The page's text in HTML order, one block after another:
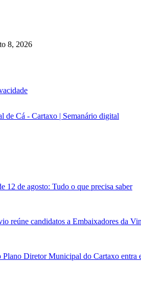
8, 2026
de Cá - Cartaxo | Semanário digital
12 de agosto: Tudo o que precisa saber
reúne candidatos a Embaixadores da
Plano Diretor Municipal do Cartaxo